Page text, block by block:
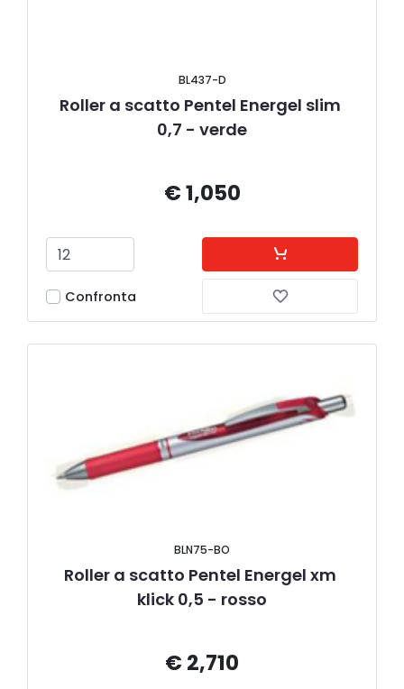
BL437-D
Roller a scatto Pentel Energel slim
0,7 - verde
€ 1,050
Confronta
BLN75-BO
Roller a scatto Pentel Energel xm
klick 0,5 - rosso
€ 2,710